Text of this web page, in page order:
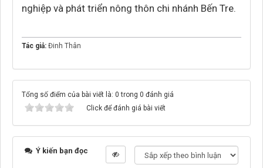
nghiệp và phát triển nông thôn chi nhánh Bến Tre.
Tác giả: Đinh Thân
Tổng số điểm của bài viết là: 0 trong 0 đánh giá
Click để đánh giá bài viết
Ý kiến bạn đọc